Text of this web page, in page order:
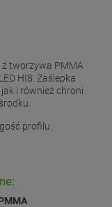
z tworzywa PMMA
HI8. Zaślepka
i również chroni
profilu.